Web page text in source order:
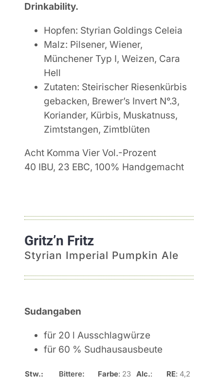
Drinkability.
Hopfen: Styrian Goldings Celeia
Malz: Pilsener, Wiener,
Münchener Typ I, Weizen, Cara
Hell
Zutaten: Steirischer Riesenkürbis
gebacken, Brewer’s Invert N°.3,
Koriander, Kürbis, Muskatnuss,
Zimtstangen, Zimtblüten
Acht Komma Vier Vol.-Prozent
40 IBU, 23 EBC, 100% Handgemacht
Gritz’n Fritz
Styrian Imperial Pumpkin Ale
Sudangaben
für 20 l Ausschlagwürze
für 60 % Sudhausausbeute
Stw.: Bittere: Farbe: 23 Alc.: RE: 4,2